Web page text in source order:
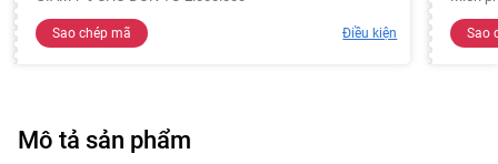
Sao chép mã Điều kiện Sao
Mô tả sản phẩm